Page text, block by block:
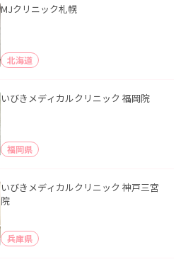
MJクリニック札幌
北海道
いびきメディカルクリニック 福岡院
福岡県
いびきメディカルクリニック 神戸三宮
院
兵庫県